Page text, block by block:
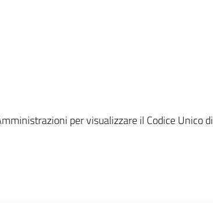
per visualizzare il Codice Unico di